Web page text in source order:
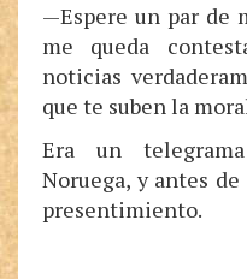
—Espere un par de
me queda
noticias
que te suben la
Era un
Noruega, y antes
presentimiento.